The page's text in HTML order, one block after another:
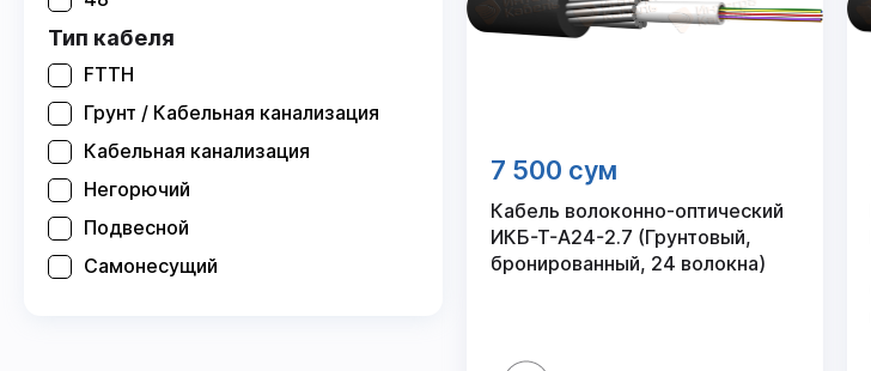
Тип кабеля
FTTH
Грунт / Кабельная канализация
Кабельная канализация
Негорючий
Подвесной
Самонесущий
7 500 сум
Кабель волоконно-оптический
ИКБ-Т-А24-2.7 (Грунтовый,
бронированный, 24 волокна)